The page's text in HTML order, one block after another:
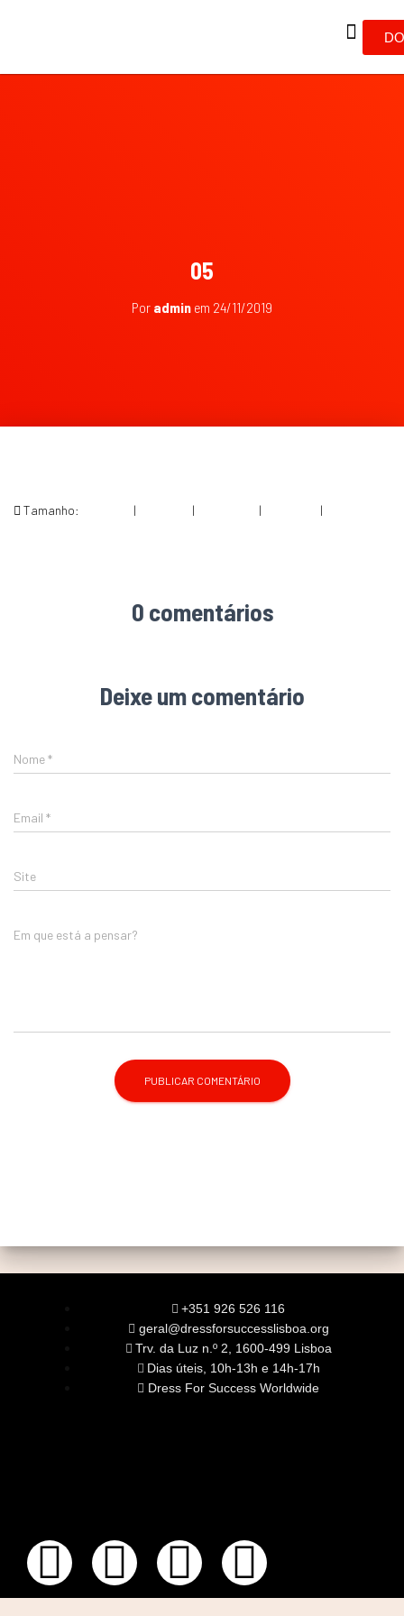
05
Por admin em 24/11/2019
Tamanho: | | | |
0 comentários
Deixe um comentário
Nome*
Email *
Site
Em que está a pensar?
+351 926 526 116
geral@dressforsuccesslisboa.org
Trv. da Luz n.º 2, 1600-499 Lisboa
Dias úteis, 10h-13h e 14h-17h
Dress For Success Worldwide